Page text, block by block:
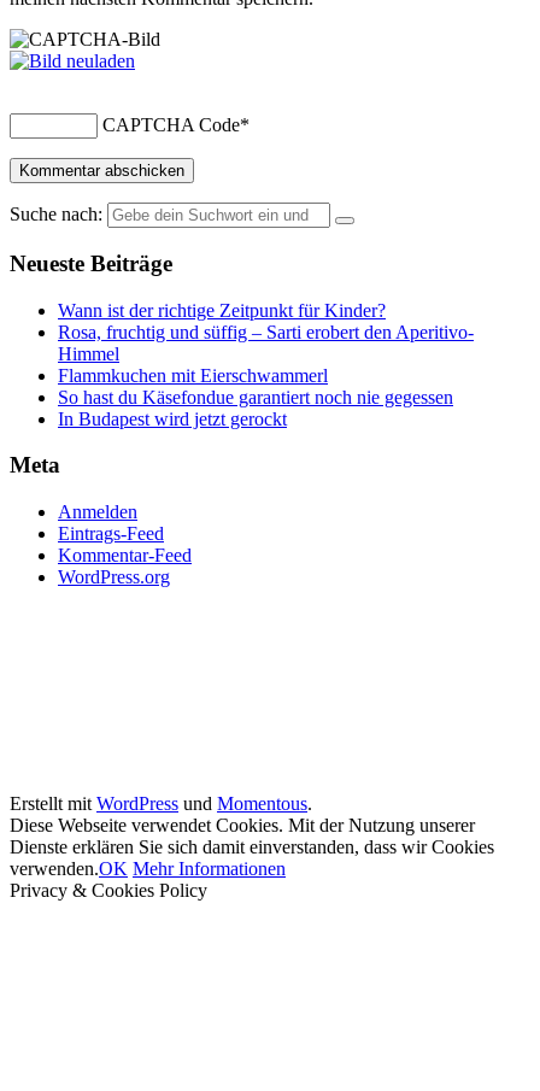
CAPTCHA Code*
Suche nach:
Neueste Beiträge
Wann ist der richtige Zeitpunkt für Kinder?
Rosa, fruchtig und süffig – Sarti erobert den Aperitivo-
Himmel
Flammkuchen mit Eierschwammerl
So hast du Käsefondue garantiert noch nie gegessen
In Budapest wird jetzt gerockt
Meta
Anmelden
Eintrags-Feed
Kommentar-Feed
WordPress.org
Erstellt mit WordPress und Momentous.
Diese Webseite verwendet Cookies. Mit der Nutzung unserer
Dienste erklären Sie sich damit einverstanden, dass wir Cookies
verwenden.OK Mehr Informationen
Privacy & Cookies Policy